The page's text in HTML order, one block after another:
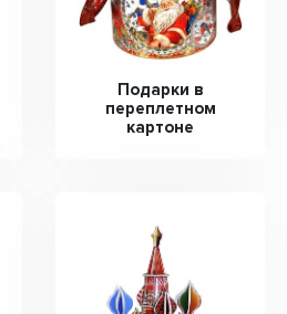
Подарки в
переплетном
картоне